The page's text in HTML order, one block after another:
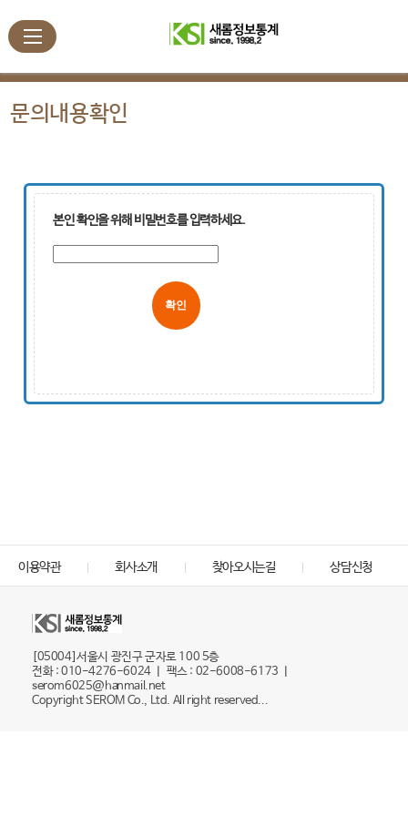
문의내용확인
본인 확인을 위해 비밀번호를 입력하세요.
이용약관 회사소개 찾아오시는길 상담신청
[05004]서울시 광진구 군자로 100 5층
전화 : 010-4276-6024 ㅣ 팩스 : 02-6008-6173 ㅣ
serom6025@hanmail.net
Copyright SEROM Co., Ltd. All right reserved...